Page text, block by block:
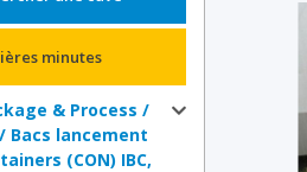
minutes
& Process /
Bacs lancement
(CON) IBC,